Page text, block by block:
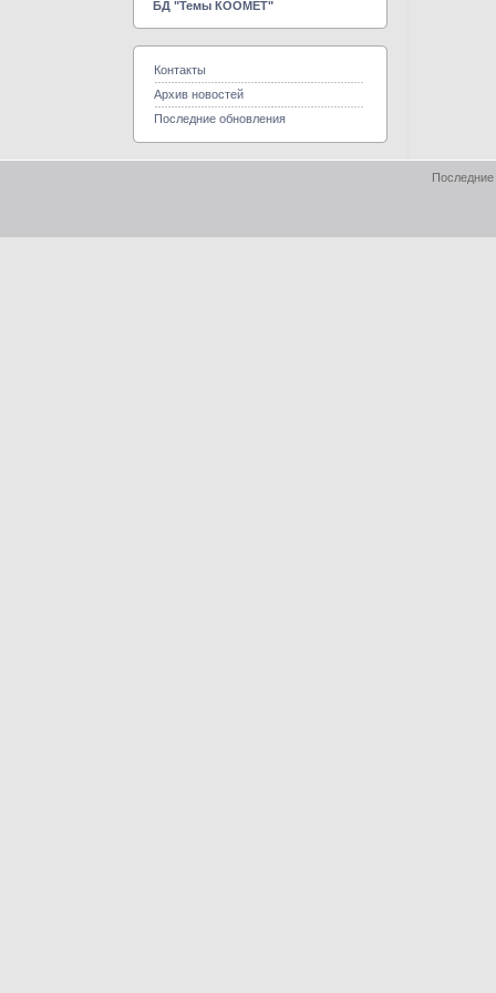
БД "Темы КООМЕТ"
Контакты
Архив новостей
Последние обновления